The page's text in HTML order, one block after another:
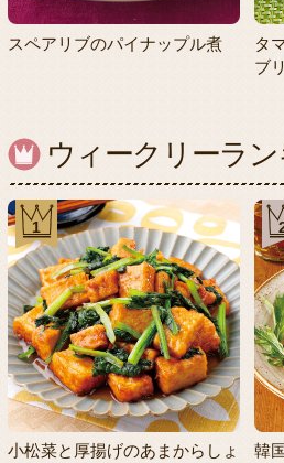
スペアリブのパイナップル煮
タ
ブ
ウィークリーラ
1
小松菜と厚揚げのあまからしょ
韓